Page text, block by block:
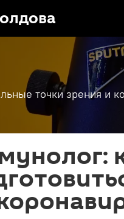
точки зрения и